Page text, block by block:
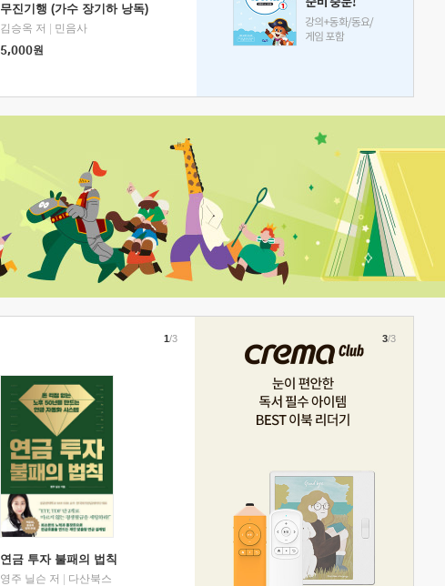
무진기행 (가수 장기하 낭독)
김승옥 저
민음사
5,000원
연금 투자 불패의 법칙
영주 닐슨 저
다산북스
1/3 3/3